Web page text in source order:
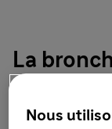
La
La majorité des
Nous